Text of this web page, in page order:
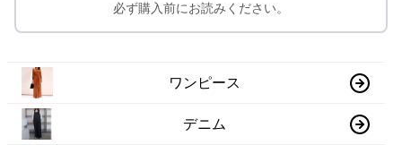
必ず購入前にお読みください。
ワンピース
デニム